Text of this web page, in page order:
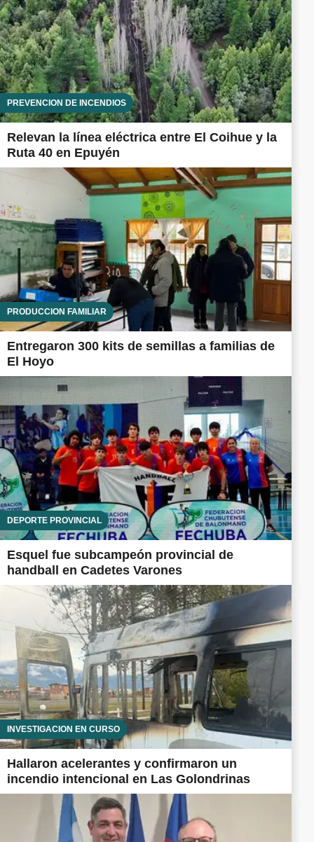
PREVENCIÓN DE INCENDIOS
Relevan la línea eléctrica entre El Coihue y la
Ruta 40 en Epuyén
PRODUCCIÓN FAMILIAR
Entregaron 300 kits de semillas a familias de
El Hoyo
DEPORTE PROVINCIAL
Esquel fue subcampeón provincial de
handball en Cadetes Varones
INVESTIGACIÓN EN CURSO
Hallaron acelerantes y confirmaron un
incendio intencional en Las Golondrinas